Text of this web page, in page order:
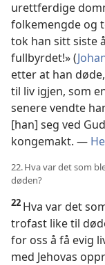
urettferdige
folkemengde og
tok han sitt siste
fullbyrdet!» (
etter at han
til liv igjen, som
senere vendte
[han] seg ved
kongemakt. —
22. Hva var det som
døden?
22 Hva var det
trofast like til
for oss å få evig
med Jehovas